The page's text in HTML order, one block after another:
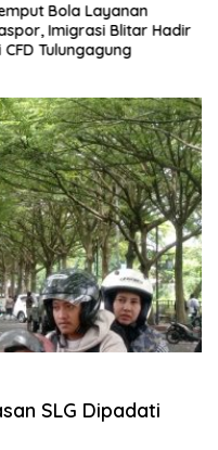
Bola Layanan
Imigrasi Blitar Hadir
CFD Tulungagung
SLG Dipadati